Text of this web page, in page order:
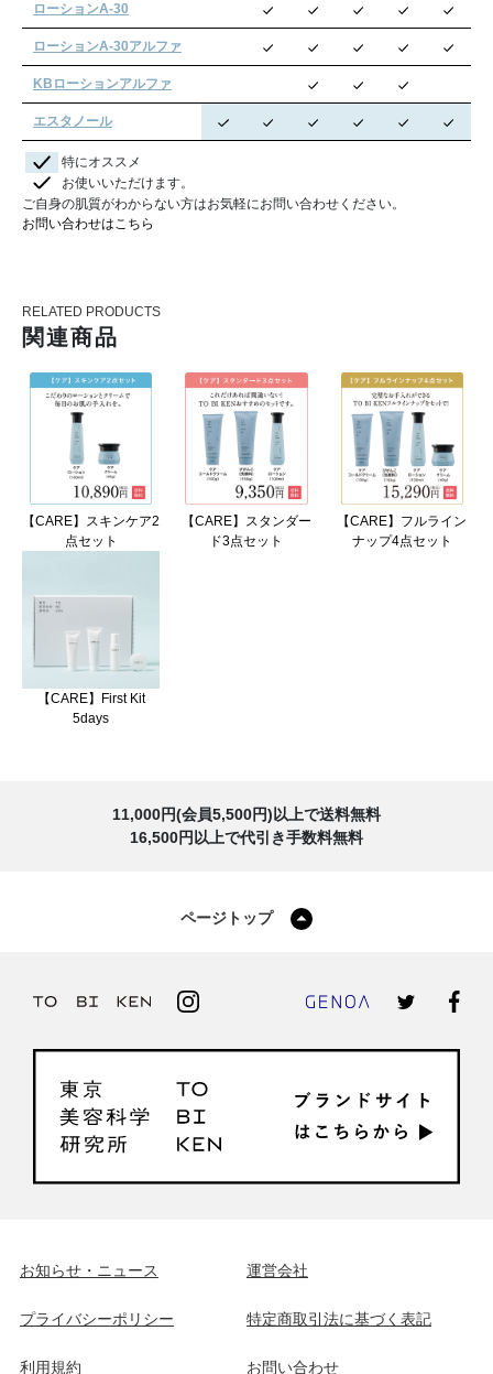
ローションA‐30
ローションA‐30アルファ
KBローションアルファ
エスタノール
特にオススメ
お使いいただけます。
ご自身の肌質がわからない方はお気軽にお問い合わせください。
お問い合わせはこちら
RELATED PRODUCTS
関連商品
【CARE】スキンケア2
点セット
【CARE】スタンダー
ド3点セット
【CARE】フルライン
ナップ4点セット
【CARE】First Kit
5days
11,000円(会員5,500円)以上で送料無料
16,500円以上で代引き手数料無料
ページトップ
お知らせ・ニュース 運営会社
プライバシーポリシー 特定商取引法に基づく表記
利用規約 お問い合わせ